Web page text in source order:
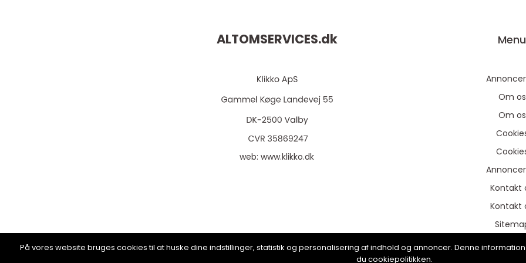
ALTOMSERVICES.dk
web:www.klikko.dk
Menu
Om os
Om os
Kontakt
Kontakt
På vores website bruges cookies til at huske dine indstillinger, statistik og personalisering af indhold og annoncer. Denne
du cookiepolitikken.